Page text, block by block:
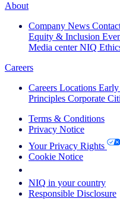
About
Company News
Equity & Inclusion
Media center NIQ
Careers
Careers Locations Early
Principles Corporate
Terms & Conditions
Privacy Notice
Your Privacy Rights
Cookie Notice
NIQ in your country
Responsible Disclosure